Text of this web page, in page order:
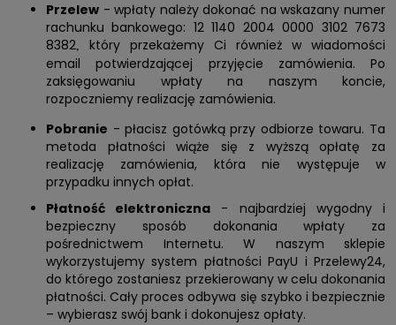
Przelew - wpłaty należy dokonać na wskazany numer
rachunku bankowego: 12 1140 2004 0000 3102 7673
8382,
który przekażemy Ci również w wiadomości
email potwierdzającej przyjęcie zamówienia. Po
zaksięgowaniu wpłaty na naszym koncie,
rozpoczniemy realizację zamówienia.
Pobranie - płacisz gotówką przy odbiorze towaru. Ta
metoda płatności wiąże się z wyższą opłatę za
realizację zamówienia, która nie występuje w
przypadku innych opłat.
Płatność elektroniczna - najbardziej wygodny i
bezpieczny sposób dokonania wpłaty za
pośrednictwem Internetu. W naszym sklepie
wykorzystujemy system płatności PayU i Przelewy24,
do którego zostaniesz przekierowany w celu dokonania
płatności. Cały proces odbywa się szybko i bezpiecznie
– wybierasz swój bank i dokonujesz opłaty.